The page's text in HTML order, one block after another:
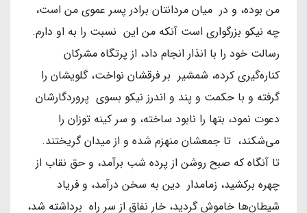
من بوده، و در میان مردانتان برادر پسر عموی من است،
چه نیکو بزرگواری است آنکه من این نسبت را به او دارم.
رسالت خود را با انذار انجام داد، از پرتگاه مشرکان
کناره‌گیری کرده، شمشیر بر فرقشان نواخت، گلویشان را
گرفته و با حکمت و پند و اندرز نیکو بسوی پروردگارشان
دعوت نمود، بتها را نابود ساخته، و سر کینه توزان را
می‌شکند، تا جمعشان منهزم شده و از میدان گریختند.
تا آنگاه که صبح روشن از پرده شب برآمد، و حق نقاب از
چهره برکشید، زمامدار دین به سخن درآمد، و فریاد
شیطان‌ها خاموش گردید، خار نفاق از سر راه برداشته شد،